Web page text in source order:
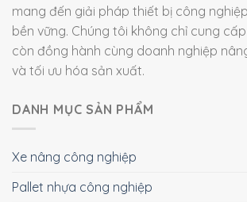
mang đến giải pháp thiết bị công
bền vững. Chúng tôi không chỉ cung
còn đồng hành cùng doanh nghiệp
và tối ưu hóa sản xuất.
DANH MỤC SẢN PHẨM
Xe nâng công nghiệp
Pallet nhựa công nghiệp